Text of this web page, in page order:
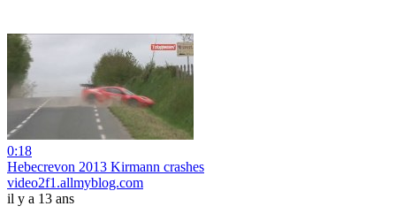
0:18
Hebecrevon 2013 Kirmann crashes
video2f1.allmyblog.com
il y a 13 ans